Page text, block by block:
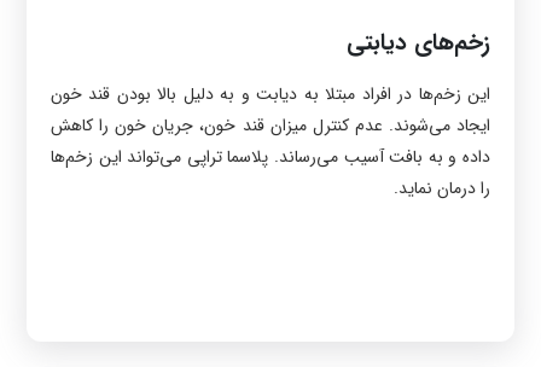
زخم‌های دیابتی
این زخم‌ها در افراد مبتلا به دیابت و به دلیل بالا بودن قند خون
ایجاد می‌شوند. عدم کنترل میزان قند خون، جریان خون را کاهش
داده و به بافت آسیب می‌رساند. پلاسما تراپی می‌تواند این زخم‌ها
را درمان نماید.